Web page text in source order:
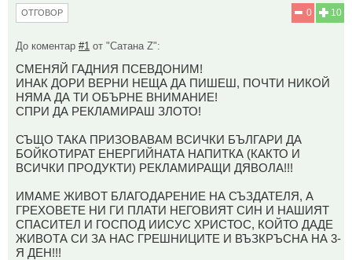
10
0
ОТГОВОР
До коментар #1 от "Сатана Z":
СМЕНЯЙ ГАДНИЯ ПСЕВДОНИМ!
ИНАК ДОРИ ВЕРНИ НЕЩА ДА ПИШЕШ, ПОЧТИ НИКОЙ
НЯМА ДА ТИ ОБЪРНЕ ВНИМАНИЕ!
СПРИ ДА РЕКЛАМИРАШ ЗЛОТО!
СЪЩО ТАКА ПРИЗОВАВАМ ВСИЧКИ БЪЛГАРИ ДА
БОЙКОТИРАТ ЕНЕРГИЙНАТА НАПИТКА (КАКТО И
ВСИЧКИ ПРОДУКТИ) РЕКЛАМИРАЩИ ДЯВОЛА!!!
ИМАМЕ ЖИВОТ БЛАГОДАРЕНИЕ НА СЪЗДАТЕЛЯ, А
ГРЕХОВЕТЕ НИ ГИ ПЛАТИ НЕГОВИЯТ СИН И НАШИЯТ
СПАСИТЕЛ И ГОСПОД ИИСУС ХРИСТОС, КОЙТО ДАДЕ
ЖИВОТА СИ ЗА НАС ГРЕШНИЦИТЕ И ВЪЗКРЪСНА НА 3-
Я ДЕН!!!